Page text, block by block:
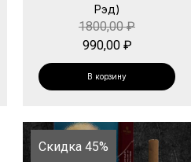
Рэд)
1800,00₽
990,00 ₽
В корзину
Скидка 45%